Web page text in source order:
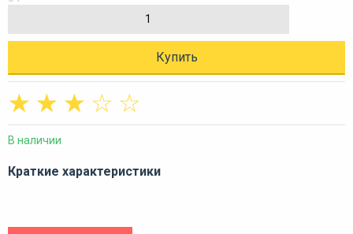
Купить
☆
☆
☆
☆
☆
В наличии
Краткие характеристики